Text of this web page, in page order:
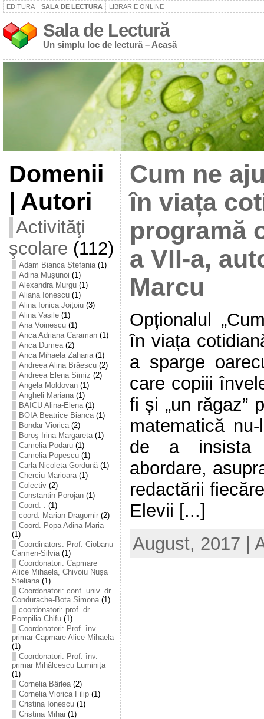
EDITURA SALA DE LECTURA LIBRARIE ONLINE
Sala de Lectură
Un simplu loc de lectură – Acasă
Domenii
| Autori
Activităţi
şcolare (112)
Adam Bianca Ștefania(1)
Adina Mușunoi (1)
Alexandra Murgu(1)
Aliana Ionescu(1)
Alina Ionica Joițoiu(3)
Alina Vasile(1)
Ana Voinescu(1)
Anca Adriana Caraman(1)
Anca Dumea(2)
Anca Mihaela Zaharia(1)
Andreea Alina Brăescu(2)
Andreea Elena Simiz (2)
Angela Moldovan(1)
Angheli Mariana(1)
BAICU Alina-Elena(1)
BOIA Beatrice Bianca(1)
Bondar Viorica(2)
Boroş Irina Margareta(1)
Camelia Podaru(1)
Camelia Popescu(1)
Carla Nicoleta Gordună(1)
Cherciu Marioara(1)
Colectiv(2)
Constantin Porojan(1)
Coord. : (1)
coord. Marian Dragomir(2)
Coord. Popa Adina-Maria
(1)
Coordinators: Prof. Ciobanu
Carmen-Silvia(1)
Coordonatori: Capmare
Alice Mihaela, Chivoiu Nușa
Steliana(1)
Coordonatori: conf. univ. dr.
Condurache-Bota Simona(1)
coordonatori: prof. dr.
Pompilia Chifu(1)
Coordonatori: Prof. înv.
primar Capmare Alice Mihaela
(1)
Coordonatori: Prof. înv.
primar Mihălcescu Luminița
(1)
Cornelia Bârlea(2)
Cornelia Viorica Filip(1)
Cristina Ionescu(1)
Cristina Mihai (1)
Cum ne
în viața
programă
a VII-a,
Marcu
Opționalul
în viața
a sparge
care copiii
fi și „un răgaz”
matematică
de a insista
abordare,
redactării
Elevii [...]
August, 2017 |